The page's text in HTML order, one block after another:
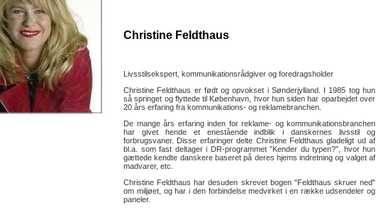
Christine Feldthaus
Livsstilsekspert, kommunikationsrådgiver og foredragsholder
Christine Feldthaus er født og opvokset i Sønderjylland. I 1985 tog hun
så springet og flyttede til København, hvor hun siden har oparbejdet over
20 års erfaring fra kommunikations- og reklamebranchen.
De mange års erfaring inden for reklame- og kommunikationsbranchen
har givet hende et enestående indblik i danskernes livsstil og
forbrugsvaner. Disse erfaringer delte Christine Feldthaus gladeligt ud af
bl.a. som fast deltager i DR-programmet ”Kender du typen?”, hvor hun
gættede kendte danskere baseret på deres hjems indretning og valget af
madvarer, etc.
Christine Feldthaus har desuden skrevet bogen "Feldthaus skruer ned"
om miljøet, og har i den forbindelse medvirket i en række udsendeler og
paneler.